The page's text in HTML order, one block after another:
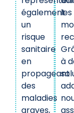
également
un
risque
sanitaire
en
propageant
des
maladies
graves,
les
à